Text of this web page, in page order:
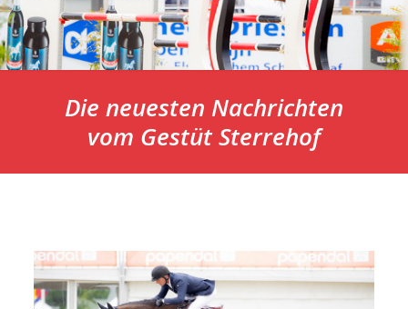
Die neuesten Nachrichten
vom Gestüt Sterrehof